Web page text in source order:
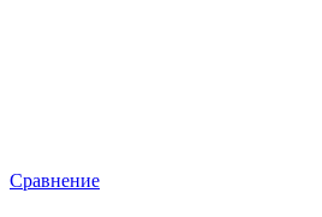
Сравнение